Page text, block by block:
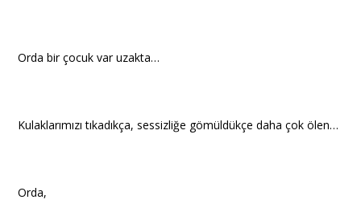
Orda bir çocuk var uzakta…
Kulaklarımızı tıkadıkça, sessizliğe gömüldükçe daha çok ölen…
Orda,